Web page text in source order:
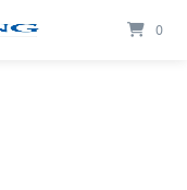
0